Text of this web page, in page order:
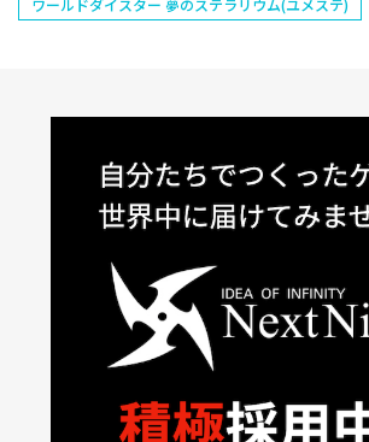
ワールドダイスター 夢のステラリウム(ユメステ)